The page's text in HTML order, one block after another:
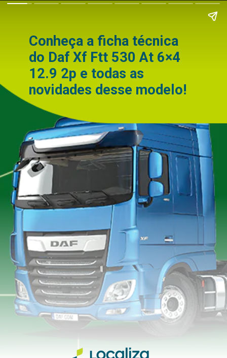
Conheça a ficha técnica
do Daf Xf Ftt 530 At 6×4
12.9 2p e todas as
novidades desse modelo!